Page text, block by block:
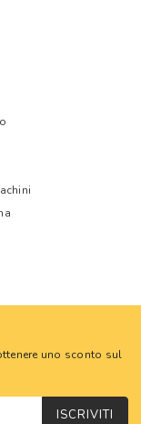
uno sconto sul
ISCRIVITI